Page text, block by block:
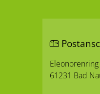
Eleonorenring
61231 Bad